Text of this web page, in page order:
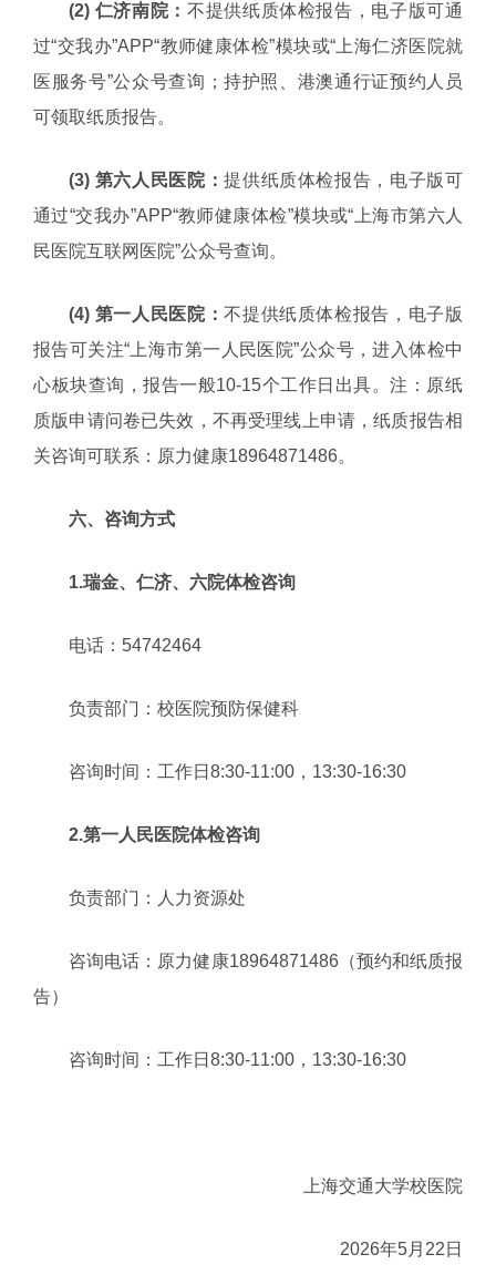
(2) 仁济南院： 不提供纸质体检报告，电子版可通
过“交我办”APP“教师健康体检”模块或“上海仁济医院就
医服务号”公众号查询；持护照、港澳通行证预约人员
可领取纸质报告。
(3) 第六人民医院：提供纸质体检报告，电子版可
通过“交我办”APP“教师健康体检”模块或“上海市第六人
民医院互联网医院”公众号查询。
(4) 第一人民医院：不提供纸质体检报告，电子版
报告可关注“上海市第一人民医院”公众号，进入体检中
心板块查询，报告一般10-15个工作日出具。注：原纸
质版申请问卷已失效，不再受理线上申请，纸质报告相
关咨询可联系：原力健康18964871486。
六、咨询方式
1.瑞金、仁济、六院体检咨询
电话：54742464
负责部门：校医院预防保健科
咨询时间：工作日8:30-11:00，13:30-16:30
2.第一人民医院体检咨询
负责部门：人力资源处
咨询电话：原力健康18964871486（预约和纸质报
告）
咨询时间：工作日8:30-11:00，13:30-16:30
上海交通大学校医院
2026年5月22日